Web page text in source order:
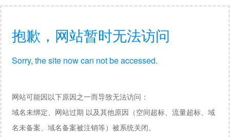
抱歉，网站暂时无法访问
Sorry, the site now can not be accessed.
网站可能因以下原因之一而导致无法访问：
域名未绑定、网站过期 以及其他原因（空间超标、流量超标、域
名未备案、域名备案被注销等）被系统关闭。